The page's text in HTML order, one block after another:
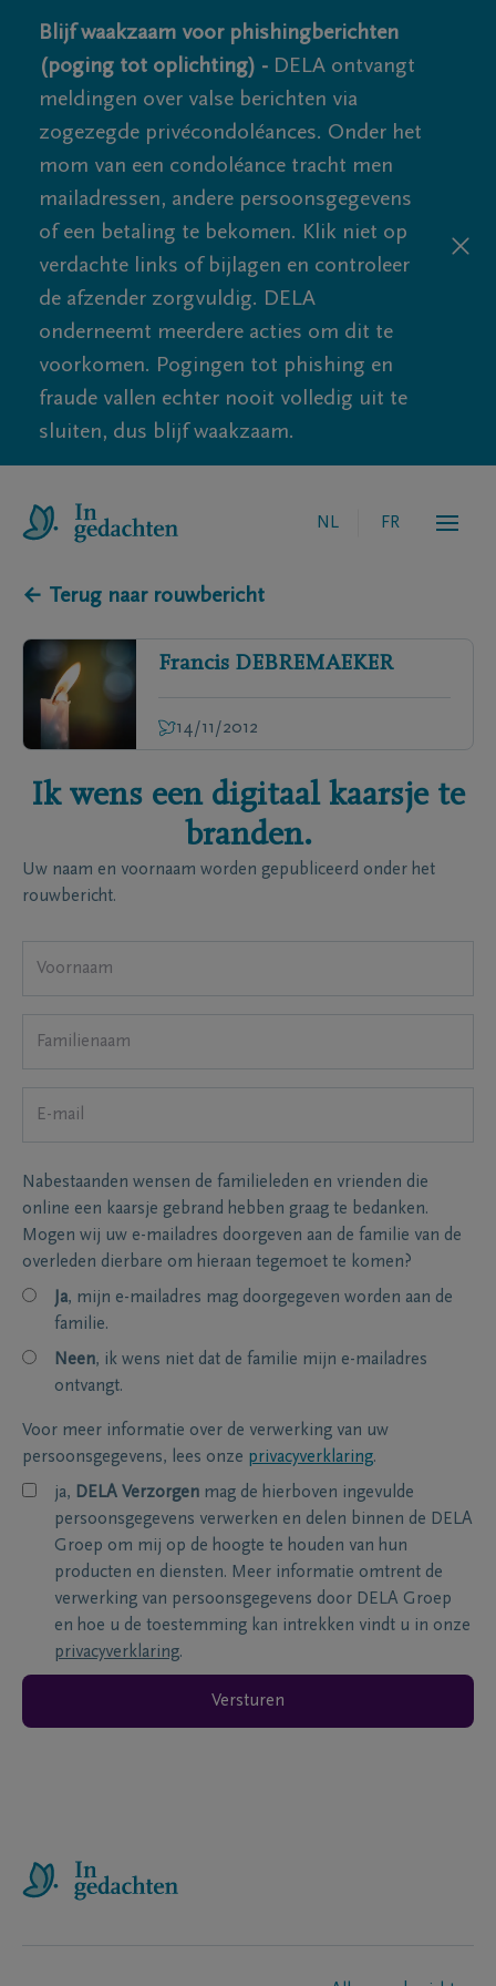
Blijf waakzaam voor phishingberichten
(poging tot oplichting) - DELA ontvangt
meldingen over valse berichten via
zogezegde privécondoléances. Onder het
mom van een condoléance tracht men
mailadressen, andere persoonsgegevens
of een betaling te bekomen. Klik niet op
verdachte links of bijlagen en controleer
de afzender zorgvuldig. DELA
onderneemt meerdere acties om dit te
voorkomen. Pogingen tot phishing en
fraude vallen echter nooit volledig uit te
sluiten, dus blijf waakzaam.
NL FR
← Terug naar rouwbericht
Francis DEBREMAEKER
14/11/2012
Ik wens een digitaal kaarsje te
branden.
Uw naam en voornaam worden gepubliceerd onder het
rouwbericht.
Nabestaanden wensen de familieleden en vrienden die
online een kaarsje gebrand hebben graag te bedanken.
Mogen wij uw e-mailadres doorgeven aan de familie van de
overleden dierbare om hieraan tegemoet te komen?
Ja, mijn e-mailadres mag doorgegeven worden aan de
familie.
Neen, ik wens niet dat de familie mijn e-mailadres
ontvangt.
Voor meer informatie over de verwerking van uw
persoonsgegevens, lees onze privacyverklaring.
ja, DELA Verzorgen mag de hierboven ingevulde
persoonsgegevens verwerken en delen binnen de DELA
Groep om mij op de hoogte te houden van hun
producten en diensten. Meer informatie omtrent de
verwerking van persoonsgegevens door DELA Groep
en hoe u de toestemming kan intrekken vindt u in onze
privacyverklaring.
Versturen